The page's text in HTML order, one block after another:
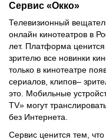
Сервис «Окко»
Телевизионный
онлайн кинотеатров в
лет. Платформа
зрителю все новинки
только в кинотеатре
сериалов, клипов–
это. Мобильные
TV» могут
без Интернета.
Сервис ценится тем,